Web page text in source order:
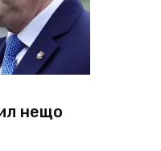
нещо